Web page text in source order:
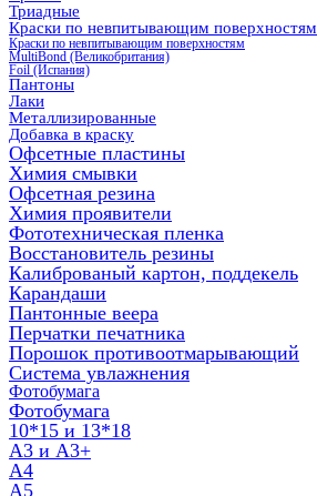
Триадные
Краски по невпитывающим поверхностям
Краски по невпитывающим поверхностям
MultiBond (Великобритания)
Foil (Испания)
Пантоны
Лаки
Металлизированные
Добавка в краску
Офсетные пластины
Химия смывки
Офсетная резина
Химия проявители
Фототехническая пленка
Восстановитель резины
Калиброваный картон, поддекель
Карандаши
Пантонные веера
Перчатки печатника
Порошок противоотмарывающий
Система увлажнения
Фотобумага
Фотобумага
10*15 и 13*18
A3 и А3+
А4
А5